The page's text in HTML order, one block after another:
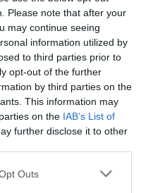
Please note that after your
may continue seeing
information utilized by
to third parties prior to
opt-out of the further
by third parties on the
This information may
on the IAB’s List of
further disclose it to other
Outs
Hazte
de La Mareta: